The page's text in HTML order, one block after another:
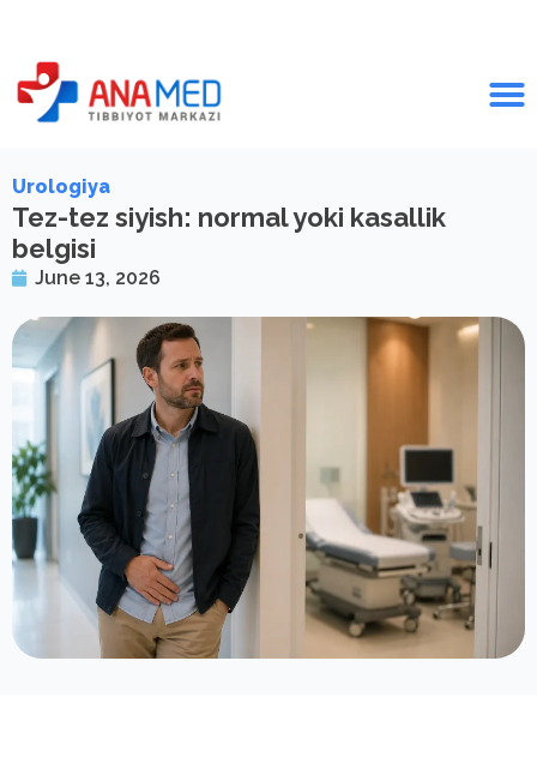
Urologiya
Tez-tez siyish: normal yoki kasallik
belgisi
June 13, 2026